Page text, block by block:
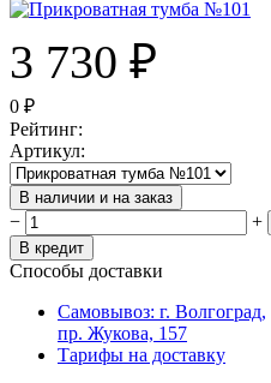
3 730 ₽
0 ₽
Рейтинг:
Артикул:
В наличии и на заказ
− +
В кредит
Способы доставки
Самовывоз: г. Волгоград,
пр. Жукова, 157
Тарифы на доставку